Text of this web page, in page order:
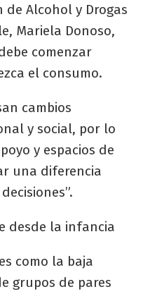
de Alcohol y Drogas
Mariela Donoso,
comenzar
el consumo.
cambios
y social, por lo
y espacios de
una diferencia
desde la infancia
como la baja
grupos de pares